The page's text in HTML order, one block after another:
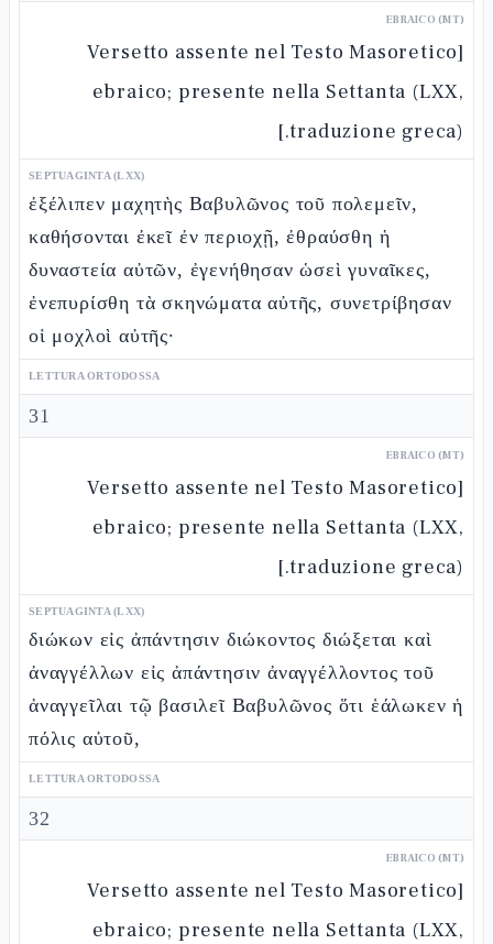
EBRAICO (MT)
[Versetto assente nel Testo Masoretico
ebraico; presente nella Settanta (LXX,
traduzione greca).]
SEPTUAGINTA (LXX)
ἐξέλιπεν μαχητὴς Βαβυλῶνος τοῦ πολεμεῖν,
καθήσονται ἐκεῖ ἐν περιοχῇ, ἐθραύσθη ἡ
δυναστεία αὐτῶν, ἐγενήθησαν ὡσεὶ γυναῖκες,
ἐνεπυρίσθη τὰ σκηνώματα αὐτῆς, συνετρίβησαν
οἱ μοχλοὶ αὐτῆς·
LETTURA ORTODOSSA
31
EBRAICO (MT)
[Versetto assente nel Testo Masoretico
ebraico; presente nella Settanta (LXX,
traduzione greca).]
SEPTUAGINTA (LXX)
διώκων εἰς ἀπάντησιν διώκοντος διώξεται καὶ
ἀναγγέλλων εἰς ἀπάντησιν ἀναγγέλλοντος τοῦ
ἀναγγεῖλαι τῷ βασιλεῖ Βαβυλῶνος ὅτι ἑάλωκεν ἡ
πόλις αὐτοῦ,
LETTURA ORTODOSSA
32
EBRAICO (MT)
[Versetto assente nel Testo Masoretico
ebraico; presente nella Settanta (LXX,